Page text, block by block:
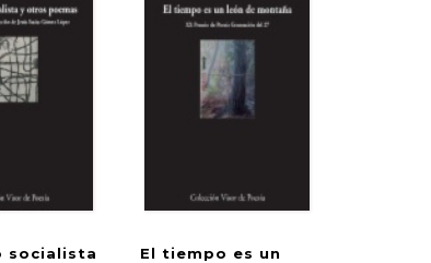
socialista
El tiempo es un